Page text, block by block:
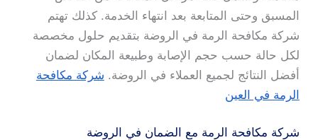
المسبق وحتى المتابعة بعد انتهاء الخدمة. كذلك تهتم
شركة مكافحة الرمة في الروضة بتقديم حلول مخصصة
لكل حالة حسب حجم الإصابة وطبيعة المكان لضمان
أفضل النتائج لجميع العملاء في الروضة. شركة مكافحة
الرمة في العين
شركة مكافحة الرمة مع الضمان في الروضة